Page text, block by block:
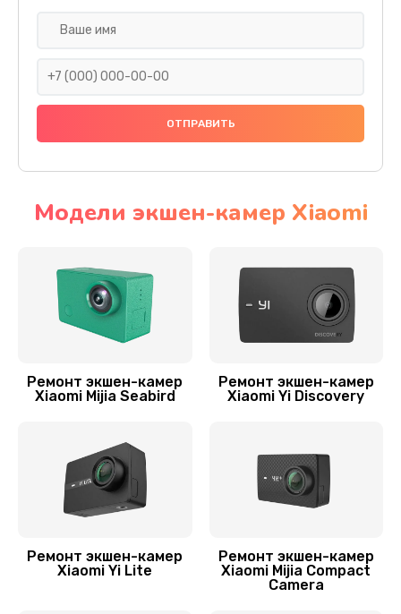
Замена дисплея (экрана)
Замена микрофона
1800 руб.
Замена модуля Wi-Fi
Ремонт/замена датчика температуры
Модели экшен-камер Xiaomi
Ремонт экшен-камер
Xiaomi Mijia Seabird
Ремонт экшен-камер
Xiaomi Yi Discovery
Ремонт экшен-камер
Xiaomi Yi Lite
Ремонт экшен-камер
Xiaomi Mijia Compact
Camera